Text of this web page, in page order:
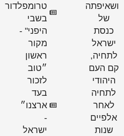
של
כנסת
ישראל
לתחיה,
העם
היהודי
לתחיה
לאחר
אלפיים
שנות
טרומפלדור
בשבי
היפני" -
מקור
ראשון
״טוב
לזכור
בעד
ארצנו״
ישראל